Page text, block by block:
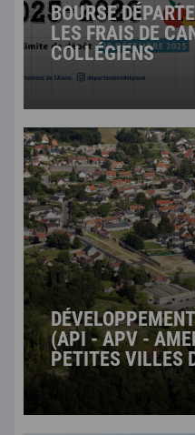
BOURSE
LES FRAIS DE
COLLÉGIENS
(API - APV -
PETITES VILLES